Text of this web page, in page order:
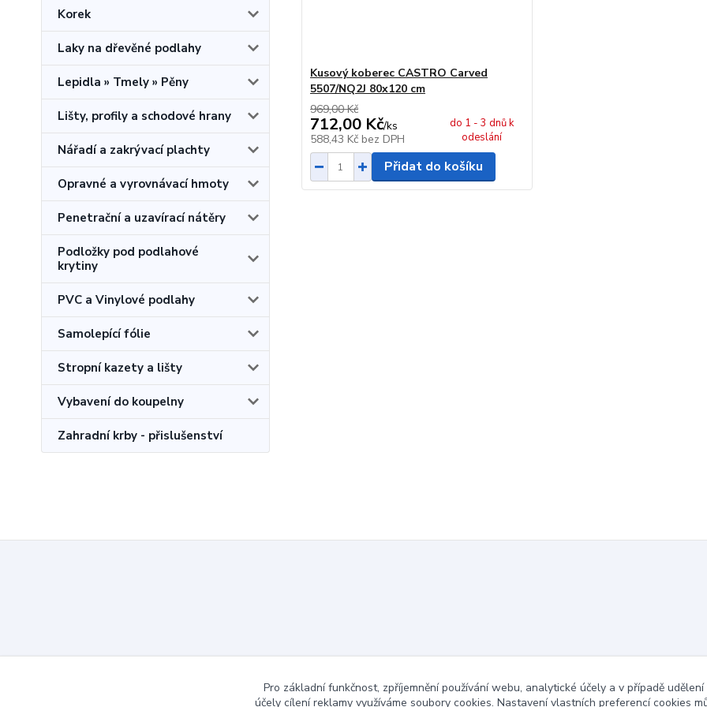
Korek
Laky na dřevěné podlahy
Lepidla » Tmely » Pěny
Lišty, profily a schodové hrany
Nářadí a zakrývací plachty
Opravné a vyrovnávací hmoty
Penetrační a uzavírací nátěry
Podložky pod podlahové
krytiny
PVC a Vinylové podlahy
Samolepící fólie
Stropní kazety a lišty
Vybavení do koupelny
Zahradní krby - přislušenství
Kusový koberec CASTRO Carved
5507/NQ2J 80x120 cm
969,00 Kč
712,00 Kč/ks
588,43 Kč bez DPH
do 1 - 3 dnů k
odeslání
Přidat do košíku
Pro základní funkčnost, zpříjemnění používání webu, analytické účely a v případě
účely cílení reklamy využíváme soubory cookies. Nastavení vlastních preferencí cookies